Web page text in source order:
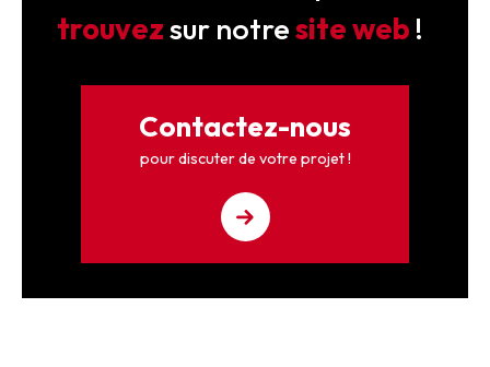
trouvezsur notresite web !
Contactez-nous
pour discuter de votre projet !